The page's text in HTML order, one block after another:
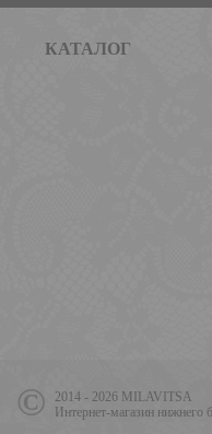
КАТАЛОГ
2014 - 2026 MILAVITSA
Интернет-магазин нижнего